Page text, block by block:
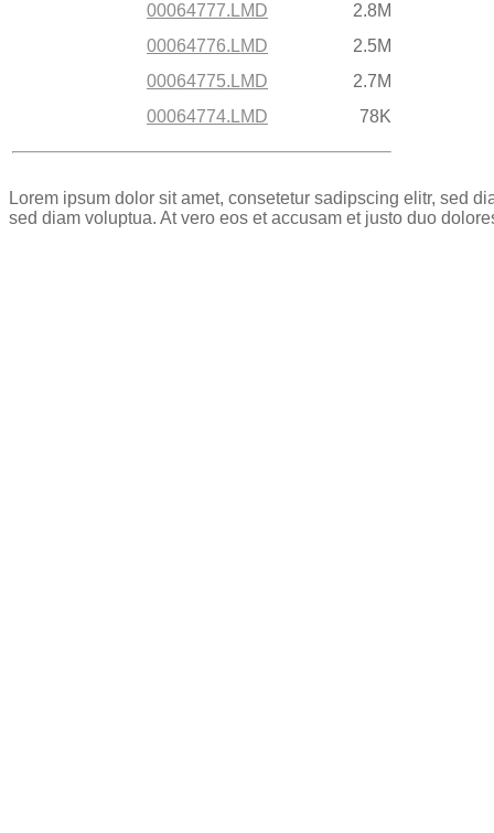
00064777.LMD
2.8M
00064776.LMD
2.5M
00064775.LMD
2.7M
00064774.LMD
78K
Lorem ipsum dolor sit amet, consetetur sadipscing elitr, sed
sed diam voluptua. At vero eos et accusam et justo duo